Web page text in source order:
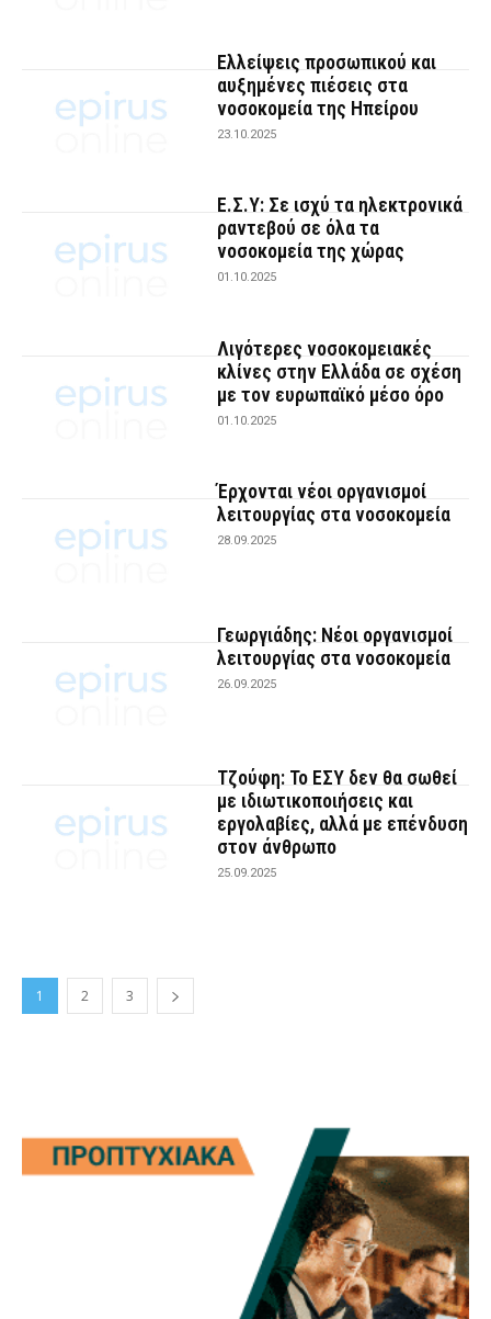
Ελλείψεις προσωπικού και
αυξημένες πιέσεις στα
νοσοκομεία της Ηπείρου
23.10.2025
Ε.Σ.Υ: Σε ισχύ τα ηλεκτρονικά
ραντεβού σε όλα τα
νοσοκομεία της χώρας
01.10.2025
Λιγότερες νοσοκομειακές
κλίνες στην Ελλάδα σε σχέση
με τον ευρωπαϊκό μέσο όρο
01.10.2025
Έρχονται νέοι οργανισμοί
λειτουργίας στα νοσοκομεία
28.09.2025
Γεωργιάδης: Νέοι οργανισμοί
λειτουργίας στα νοσοκομεία
26.09.2025
Τζούφη: Το ΕΣΥ δεν θα σωθεί
με ιδιωτικοποιήσεις και
εργολαβίες, αλλά με επένδυση
στον άνθρωπο
25.09.2025
1 2 3